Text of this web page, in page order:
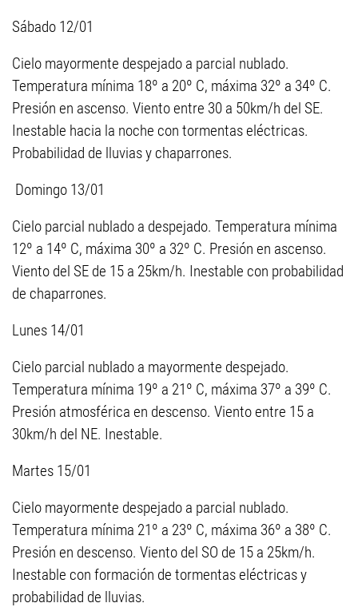
Sábado 12/01
Cielo mayormente despejado a parcial nublado.
Temperatura mínima 18º a 20º C, máxima 32º a 34º C.
Presión en ascenso. Viento entre 30 a 50km/h del SE.
Inestable hacia la noche con tormentas eléctricas.
Probabilidad de lluvias y chaparrones.
Domingo 13/01
Cielo parcial nublado a despejado. Temperatura mínima
12º a 14º C, máxima 30º a 32º C. Presión en ascenso.
Viento del SE de 15 a 25km/h. Inestable con probabilidad
de chaparrones.
Lunes 14/01
Cielo parcial nublado a mayormente despejado.
Temperatura mínima 19º a 21º C, máxima 37º a 39º C.
Presión atmosférica en descenso. Viento entre 15 a
30km/h del NE. Inestable.
Martes 15/01
Cielo mayormente despejado a parcial nublado.
Temperatura mínima 21º a 23º C, máxima 36º a 38º C.
Presión en descenso. Viento del SO de 15 a 25km/h.
Inestable con formación de tormentas eléctricas y
probabilidad de lluvias.